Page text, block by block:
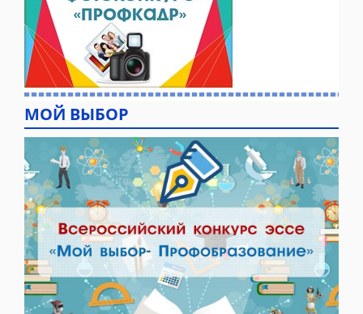
МОЙ ВЫБОР